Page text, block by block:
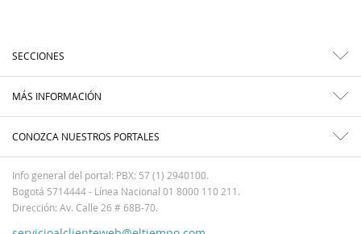
SECCIONES
MÁS INFORMACIÓN
CONOZCA NUESTROS PORTALES
Info general del portal: PBX: 57 (1) 2940100.
Bogotá 5714444 - Línea Nacional 01 8000 110 211.
Dirección: Av. Calle 26 # 68B-70.